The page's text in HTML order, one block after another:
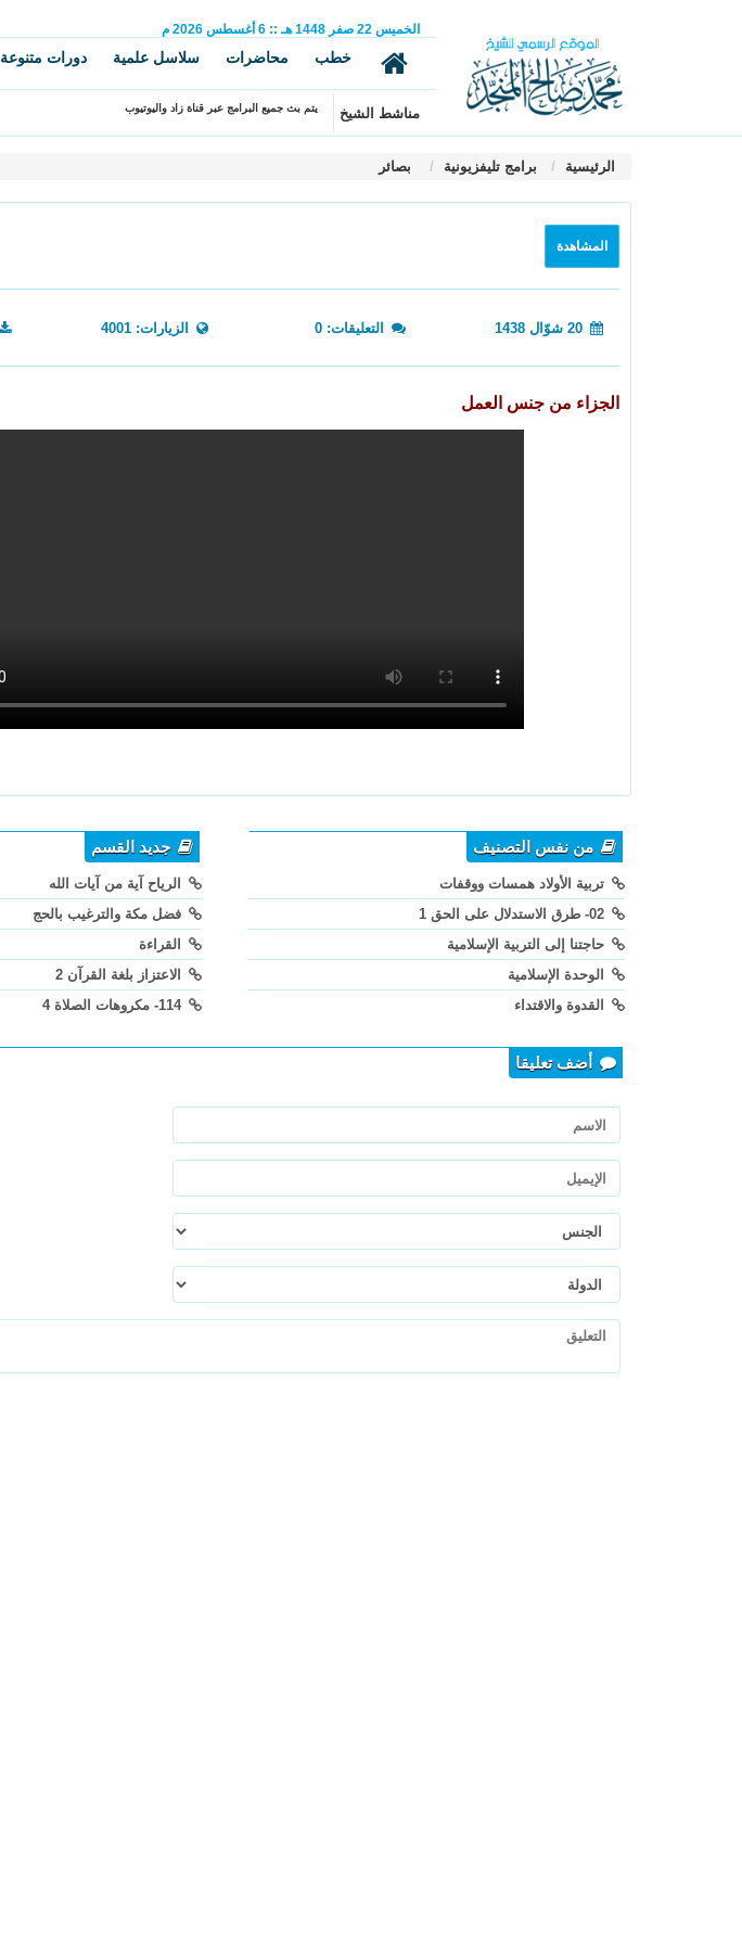
الخميس 22 صفر 1448 هـ ::
6 أغسطس 2026 م
خطب محاضرات سلاسل علمية دورات متنوعة
مناشط الشيخ يتم بث جميع البرامج عبر قناة زاد واليوتيوب
الرئيسية برامج تليفزيونية بصائر
المشاهدة
التعليقات: 0 الزيارات: 4001
الجزاء من جنس العمل
من نفس التصنيف
تربية الأولاد همسات ووقفات
حاجتنا إلى التربية الإسلامية
الوحدة الإسلامية
القدوة والاقتداء
جديد القسم
الرياح آية من آيات الله
فضل مكة والترغيب بالحج
القراءة
الاعتزاز بلغة القرآن 2
114- مكروهات الصلاة 4
أضف تعليقا